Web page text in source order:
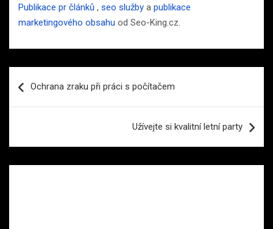
Publikace pr článků , seo služby a publikace
marketingového obsahu od Seo-King.cz.
proOchrana zraku při práci s počítačem
Užívejte si kvalitní letní party